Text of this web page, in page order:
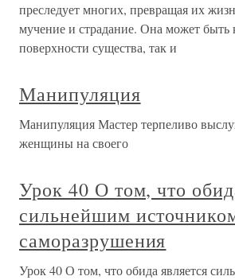
преследует многих, превращая их
мучение и страдание. Она может быть
поверхности существа, так и
Манипуляция
Манипуляция Мастер терпеливо
женщины на своего
Урок 40 О том, что
сильнейшим
саморазрушения
Урок 40 О том, что обида является